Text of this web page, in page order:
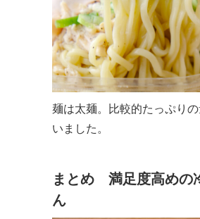
麺は太麺。比較的たっぷり
いました。
まとめ 満足度高めの
ん